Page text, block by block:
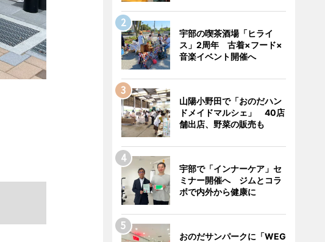
宇部の喫茶酒場「ヒライ
ス」2周年 古着×フード×
音楽イベント開催へ
山陽小野田で「おのだハン
ドメイドマルシェ」 40店
舗出店、野菜の販売も
宇部で「インナーケア」セ
ミナー開催へ ジムとコラ
ボで内外から健康に
おのだサンパークに「WEG